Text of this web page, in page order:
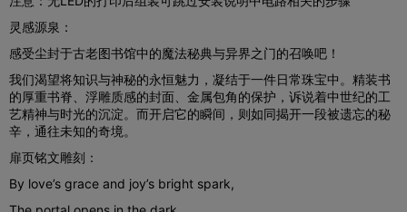
灵感源泉：
感受尘封于古老图书馆中的魔法秘典与异界之门的召唤吧！
我们渴望将知识与神秘的永恒魅力，凝结于一件日常珠宝中。精装书
的厚重书脊、浮雕质感的封面、金属包角的保护，诉说着中世纪的工
艺精神与时光的沉淀。而开启它的瞬间，则如同揭开一段被遗忘的秘
辛，通往未知的奇境。
扉页铭文雕刻：
By love’s grace and joy’s bright spark,